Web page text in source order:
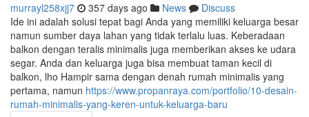
murrayl258xjj7 357 days ago News
Discuss
Ide ini adalah solusi tepat bagi Anda yang memiliki keluarga besar
namun sumber daya lahan yang tidak terlalu luas. Keberadaan
balkon dengan teralis minimalis juga memberikan akses ke udara
segar. Anda dan keluarga juga bisa membuat taman kecil di
balkon, lho Hampir sama dengan denah rumah minimalis yang
pertama, namun https://www.propanraya.com/portfolio/10-desain-
rumah-minimalis-yang-keren-untuk-keluarga-baru